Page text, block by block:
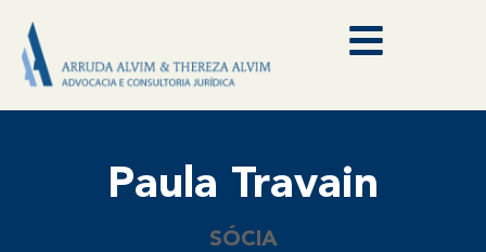
Paula Travain
SÓCIA